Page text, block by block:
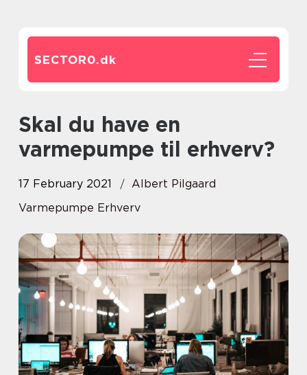
SECTOR0.dk
Skal du have en
varmepumpe til erhverv?
17 February 2021
Albert Pilgaard
Varmepumpe Erhverv